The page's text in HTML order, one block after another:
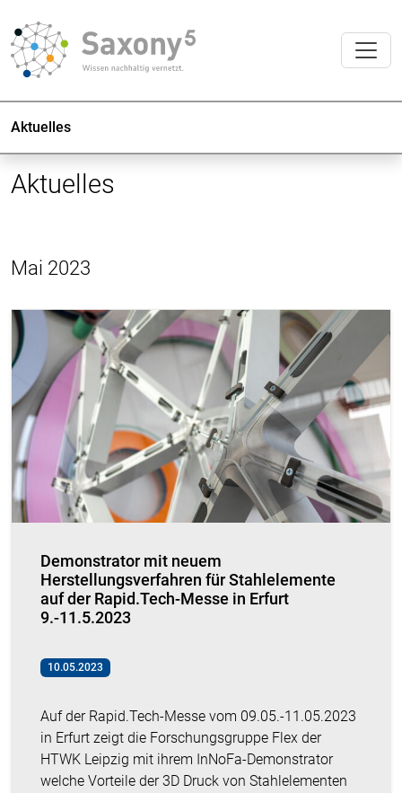
Aktuelles
Aktuelles
Mai 2023
Demonstrator mit neuem
Herstellungsverfahren für Stahlelemente
auf der Rapid.Tech-Messe in Erfurt
9.-11.5.2023
10.05.2023
Auf der Rapid.Tech-Messe vom 09.05.-11.05.2023
in Erfurt zeigt die Forschungsgruppe Flex der
HTWK Leipzig mit ihrem InNoFa-Demonstrator
welche Vorteile der 3D Druck von Stahlelementen